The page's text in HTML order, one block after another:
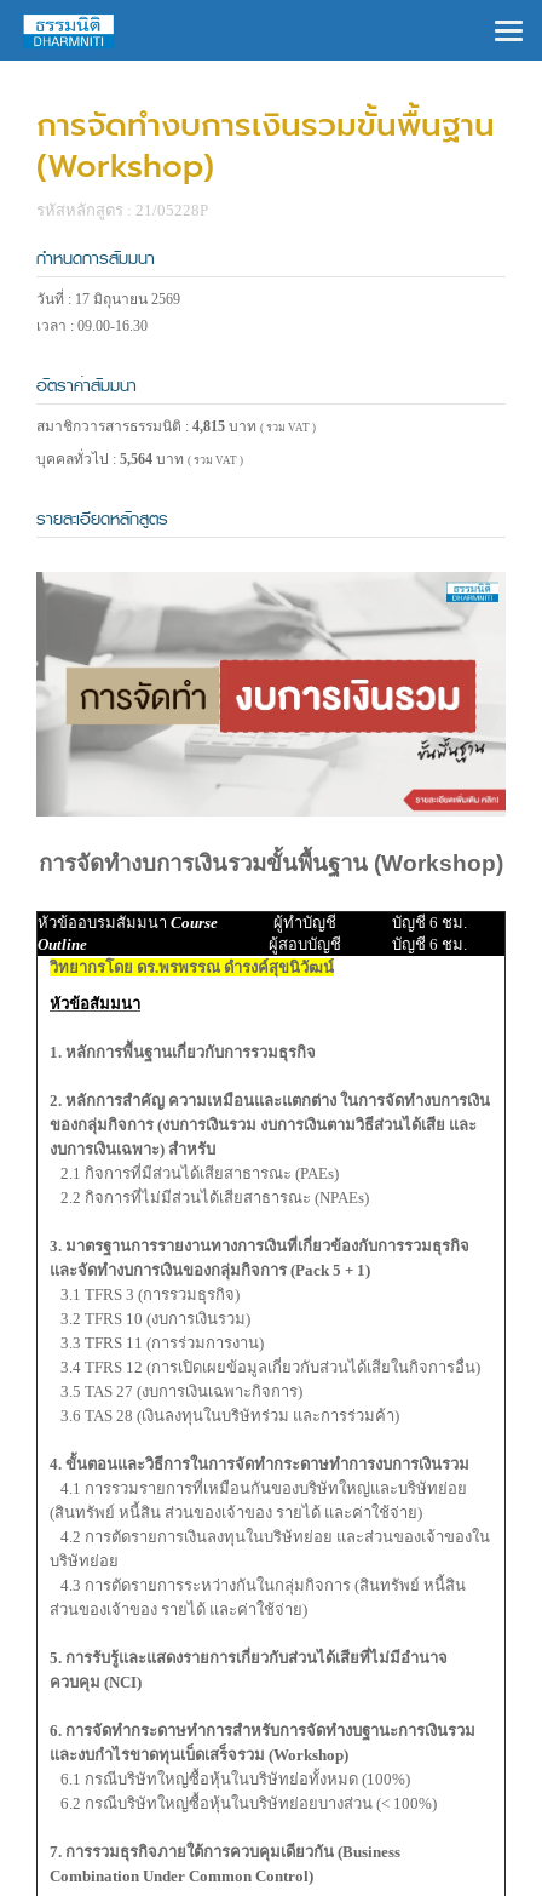
การจัดทำงบการเงินรวมขั้นพื้นฐาน
(Workshop)
รหัสหลักสูตร : 21/05228P
กำหนดการสัมมนา
วันที่ : 17 มิถุนายน 2569
เวลา : 09.00-16.30
อัตราค่าสัมมนา
สมาชิกวารสารธรรมนิติ : 4,815 บาท ( รวม VAT )
บุคคลทั่วไป : 5,564 บาท ( รวม VAT )
รายละเอียดหลักสูตร
การจัดทำงบการเงินรวมขั้นพื้นฐาน (Workshop)
หัวข้ออบรมสัมมนา Course
Outline
ผู้ทำบัญชี
บัญชี 6 ชม.
ผู้สอบบัญชี
บัญชี 6 ชม.
วิทยากรโดย ดร.พรพรรณ ดำรงค์สุขนิวัฒน์
หัวข้อสัมมนา
1. หลักการพื้นฐานเกี่ยวกับการรวมธุรกิจ
2. หลักการสำคัญ ความเหมือนและแตกต่าง ในการจัดทำงบการเงิน
ของกลุ่มกิจการ (งบการเงินรวม งบการเงินตามวิธีส่วนได้เสีย และ
งบการเงินเฉพาะ) สำหรับ
2.1 กิจการที่มีส่วนได้เสียสาธารณะ (PAEs)
2.2 กิจการที่ไม่มีส่วนได้เสียสาธารณะ (NPAEs)
3. มาตรฐานการรายงานทางการเงินที่เกี่ยวข้องกับการรวมธุรกิจ
และจัดทำงบการเงินของกลุ่มกิจการ (Pack 5 + 1)
3.1 TFRS 3 (การรวมธุรกิจ)
3.2 TFRS 10 (งบการเงินรวม)
3.3 TFRS 11 (การร่วมการงาน)
3.4 TFRS 12 (การเปิดเผยข้อมูลเกี่ยวกับส่วนได้เสียในกิจการอื่น)
3.5 TAS 27 (งบการเงินเฉพาะกิจการ)
3.6 TAS 28 (เงินลงทุนในบริษัทร่วม และการร่วมค้า)
4. ขั้นตอนและวิธีการในการจัดทำกระดาษทำการงบการเงินรวม
4.1 การรวมรายการที่เหมือนกันของบริษัทใหญ่และบริษัทย่อย
(สินทรัพย์ หนี้สิน ส่วนของเจ้าของ รายได้ และค่าใช้จ่าย)
4.2 การตัดรายการเงินลงทุนในบริษัทย่อย และส่วนของเจ้าของใน
บริษัทย่อย
4.3 การตัดรายการระหว่างกันในกลุ่มกิจการ (สินทรัพย์ หนี้สิน
ส่วนของเจ้าของ รายได้ และค่าใช้จ่าย)
5. การรับรู้และแสดงรายการเกี่ยวกับส่วนได้เสียที่ไม่มีอํานาจ
ควบคุม (NCI)
6. การจัดทำกระดาษทําการสำหรับการจัดทำงบฐานะการเงินรวม
และงบกำไรขาดทุนเบ็ดเสร็จรวม (Workshop)
6.1 กรณีบริษัทใหญ่ซื้อหุ้นในบริษัทย่อทั้งหมด (100%)
6.2 กรณีบริษัทใหญ่ซื้อหุ้นในบริษัทย่อยบางส่วน (< 100%)
7. การรวมธุรกิจภายใต้การควบคุมเดียวกัน (Business
Combination Under Common Control)
×